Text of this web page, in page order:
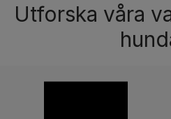
Utforska våra